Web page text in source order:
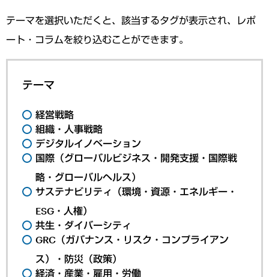
テーマを選択いただくと、該当するタグが表示され、レポ
ート・コラムを絞り込むことができます。
テーマ
経営戦略
組織・人事戦略
デジタルイノベーション
国際（グローバルビジネス・開発支援・国際戦
略・グローバルヘルス）
サステナビリティ（環境・資源・エネルギー・
ESG・人権）
共生・ダイバーシティ
GRC（ガバナンス・リスク・コンプライアン
ス）・防災（政策）
経済・産業・雇用・労働